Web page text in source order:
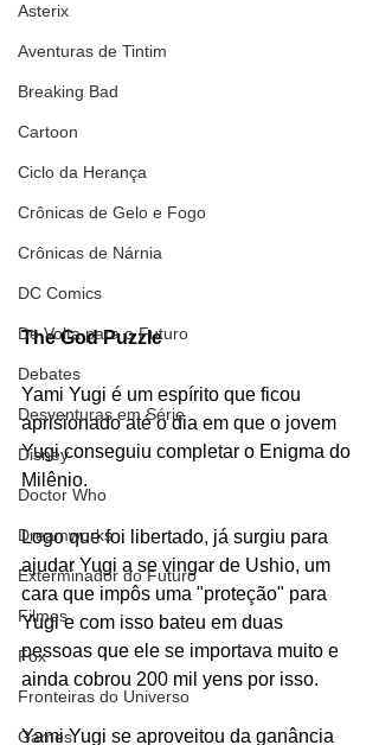
Asterix
Aventuras de Tintim
Breaking Bad
Cartoon
Ciclo da Herança
Crônicas de Gelo e Fogo
Crônicas de Nárnia
DC Comics
De Volta para o Futuro
Debates
Desventuras em Série
Disney
Doctor Who
Dreamworks
Exterminador do Futuro
Filmes
Fox
Fronteiras do Universo
Games
The God Puzzle
Yami Yugi é um espírito que ficou
aprisionado até o dia em que o jovem
Yugi conseguiu completar o Enigma do
Milênio.
Logo que foi libertado, já surgiu para
ajudar Yugi a se vingar de Ushio, um
cara que impôs uma "proteção" para
Yugi e com isso bateu em duas
pessoas que ele se importava muito e
ainda cobrou 200 mil yens por isso.
Yami Yugi se aproveitou da ganância